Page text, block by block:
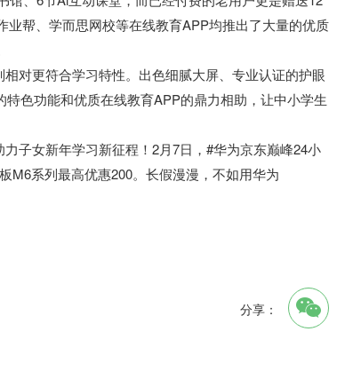
帮、学而思网校等在线教育APP均推出了大量的优质
对更符合学习特性。出色细腻大屏、专业认证的护眼
色功能和优质在线教育APP的鼎力相助，让中小学生
子女新年学习新征程！2月7日，#华为京东巅峰24小
M6系列最高优惠200。长假漫漫，不如用华为
分享：